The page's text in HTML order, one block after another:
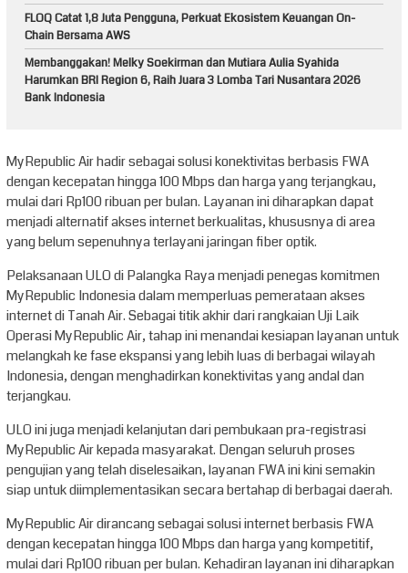
FLOQ Catat 1,8 Juta Pengguna, Perkuat Ekosistem Keuangan On-
Chain Bersama AWS
Membanggakan! Melky Soekirman dan Mutiara Aulia Syahida
Harumkan BRI Region 6, Raih Juara 3 Lomba Tari Nusantara 2026
Bank Indonesia
MyRepublic Air hadir sebagai solusi konektivitas berbasis FWA
dengan kecepatan hingga 100 Mbps dan harga yang terjangkau,
mulai dari Rp100 ribuan per bulan. Layanan ini diharapkan dapat
menjadi alternatif akses internet berkualitas, khususnya di area
yang belum sepenuhnya terlayani jaringan fiber optik.
Pelaksanaan ULO di Palangka Raya menjadi penegas komitmen
MyRepublic Indonesia dalam memperluas pemerataan akses
internet di Tanah Air. Sebagai titik akhir dari rangkaian Uji Laik
Operasi MyRepublic Air, tahap ini menandai kesiapan layanan untuk
melangkah ke fase ekspansi yang lebih luas di berbagai wilayah
Indonesia, dengan menghadirkan konektivitas yang andal dan
terjangkau.
ULO ini juga menjadi kelanjutan dari pembukaan pra-registrasi
MyRepublic Air kepada masyarakat. Dengan seluruh proses
pengujian yang telah diselesaikan, layanan FWA ini kini semakin
siap untuk diimplementasikan secara bertahap di berbagai daerah.
MyRepublic Air dirancang sebagai solusi internet berbasis FWA
dengan kecepatan hingga 100 Mbps dan harga yang kompetitif,
mulai dari Rp100 ribuan per bulan. Kehadiran layanan ini diharapkan